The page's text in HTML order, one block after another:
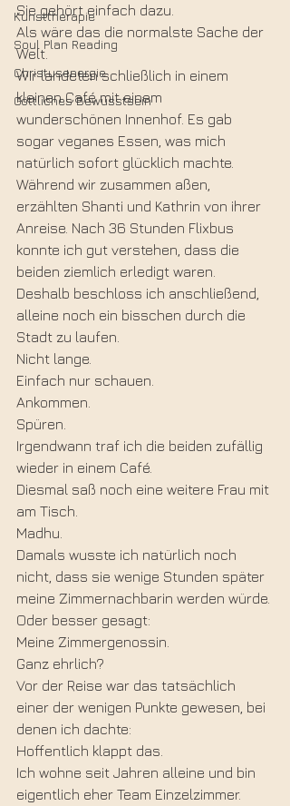
Kunsttherapie
Soul Plan Reading
Christusenergie
Göttliches Bewusstsein
Sie gehört einfach dazu.
Als wäre das die normalste Sache der
Welt.
Wir landeten schließlich in einem
kleinen Café mit einem
wunderschönen Innenhof. Es gab
sogar veganes Essen, was mich
natürlich sofort glücklich machte.
Während wir zusammen aßen,
erzählten Shanti und Kathrin von ihrer
Anreise. Nach 36 Stunden Flixbus
konnte ich gut verstehen, dass die
beiden ziemlich erledigt waren.
Deshalb beschloss ich anschließend,
alleine noch ein bisschen durch die
Stadt zu laufen.
Nicht lange.
Einfach nur schauen.
Ankommen.
Spüren.
Irgendwann traf ich die beiden zufällig
wieder in einem Café.
Diesmal saß noch eine weitere Frau mit
am Tisch.
Madhu.
Damals wusste ich natürlich noch
nicht, dass sie wenige Stunden später
meine Zimmernachbarin werden würde.
Oder besser gesagt:
Meine Zimmergenossin.
Ganz ehrlich?
Vor der Reise war das tatsächlich
einer der wenigen Punkte gewesen, bei
denen ich dachte:
Hoffentlich klappt das.
Ich wohne seit Jahren alleine und bin
eigentlich eher Team Einzelzimmer.